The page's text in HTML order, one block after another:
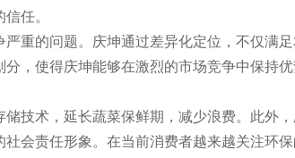
任。
重的问题。庆坤通过差异化定位，不仅满
，使得庆坤能够在激烈的市场竞争中保持
技术，延长蔬菜保鲜期，减少浪费。此外
会责任形象。在当前消费者越来越关注环